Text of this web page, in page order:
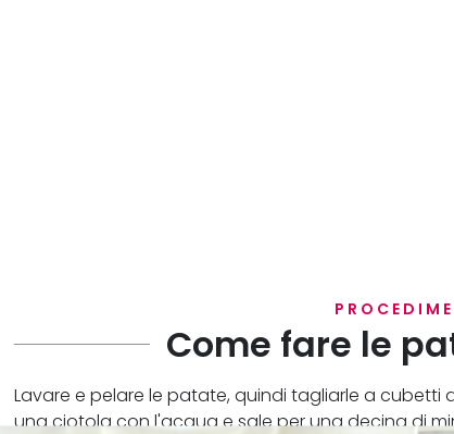
Come fare le
Lavare e pelare le patate, quindi tagliarle a cubetti
una ciotola con l'acqua e sale per una decina di